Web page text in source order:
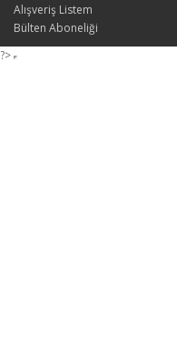
Alışveriş Listem
Bülten Aboneliği
?>